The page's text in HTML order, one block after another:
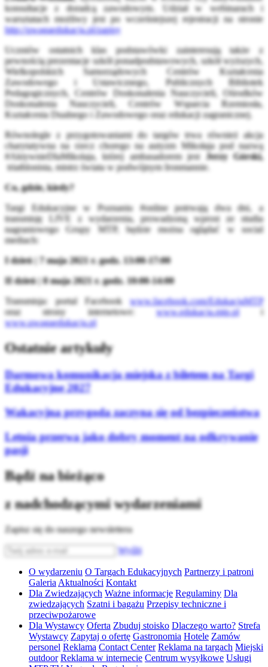
konsultacje z doradcą zawodowym. Udział w webinarach i
warsztatach możliwy jest po wcześniejszej rejestracji na stronie
http://uwagaedukacja.pl/zapisy
Uczniów ostatnich klas podstawówki zainteresują także z
pewnością prezentacje szkół ponadpodstawowych, szkół wyższych,
Wielkopolskich Samorządowych Centrów Kształcenia
Zawodowego i Ustawicznego, Publicznych Bibliotek
Pedagogicznych, Centrów Doskonalenia Nauczycieli, Ośrodków
Doskonalenia Nauczycieli, Centrów Wsparcia Rzemiosła,
Kształcenia Dualnego i Zawodowego oraz edukacji zagranicznej.
Równolegle z przygotowaniami do targów trwa również akcja
charytatywna na rzecz chorego na autyzm Mikołaja pod nazwą
#AktywnieDlaMikolaja, której ambasadorem jest
Jerzy Górski,
triathlonista, mistrz świata w podwójnym Ironmannie.
Co, gdzie, kiedy?
Targi Edukacyjne w Poznaniu #online potrwają dwa dni, a
transmisję LIVE z wydarzenia, prowadzoną wprost ze studia
nagraniowego Grupy MTP, będzie można oglądać w social
mediach:
I dzień | 7 maja 2021 r. godz. 13:00-17:00
II dzień | 8 maja 2021 r. godz. 10:00-14:00
Transmisja: portal Facebookwww.facebook.com/EdukacjaMTP
oraz strony internetowe: www.edukacja.mtp.pl
www.uwagaedukacja.pl
Ostatnie artykuły
Darmowa komunikacja miejska z biletem na Targi
Edukacyjne 2027
Wakacyjna przygoda zaczyna się od bezpieczeństwa
Letnia przerwa jako dobry moment na odkrywanie
pasji
Bądź na bieżąco
z nadchodzącymi wydarzeniami
Zapisz się do naszego newslettera
Wyślij
O wydarzeniu O Targach Edukacyjnych Partnerzy i patroni
Galeria Aktualności Kontakt
Dla Zwiedzających Ważne informacje Regulaminy Dla
zwiedzających Szatni i bagażu Przepisy techniczne i
przeciwpożarowe
Dla Wystawcy Oferta Zbuduj stoisko Dlaczego warto? Strefa
Wystawcy Zapytaj o ofertę Gastronomia Hotele Zamów
personel Reklama Contact Center Reklama na targach Miejski
outdoor Reklama w internecie Centrum wysyłkowe Usługi